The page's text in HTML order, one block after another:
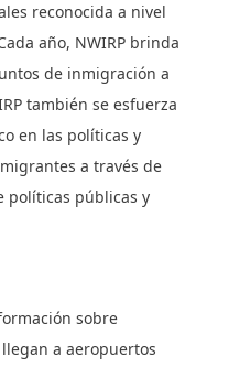
reconocida a nivel
año, NWIRP brinda
de inmigración a
también se esfuerza
en las políticas y
a través de
políticas públicas y
sobre
a aeropuertos